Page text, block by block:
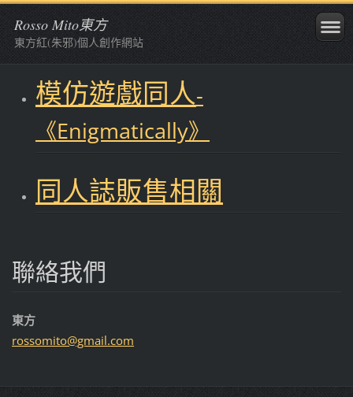
Rosso Mito東方
東方紅(朱邪)個人創作網站
模仿遊戲同人-
《Enigmatically》
同人誌販售相關
聯絡我們
東方
rossomito@gmail.com